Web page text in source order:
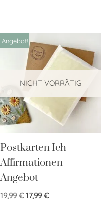
NICHT VORRÄTIG
Angebot!
Postkarten Ich-
Affirmationen
Angebot
19,99€ 17,99€